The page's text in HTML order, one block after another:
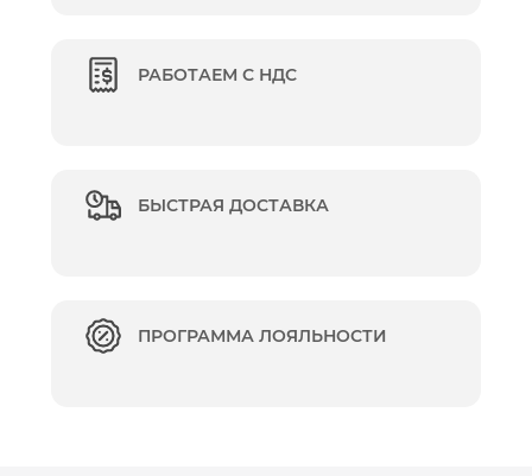
РАБОТАЕМ С НДС
БЫСТРАЯ ДОСТАВКА
ПРОГРАММА ЛОЯЛЬНОСТИ